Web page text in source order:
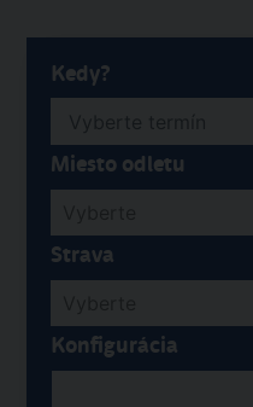
Kedy?
Miesto odletu
Strava
Konfigurácia